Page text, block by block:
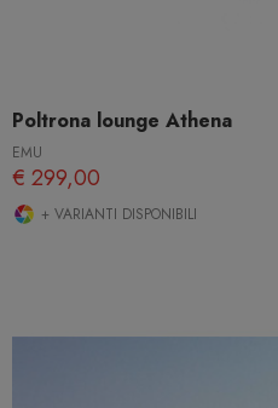
Poltrona lounge Athena
EMU
€ 299,00
+ VARIANTI DISPONIBILI